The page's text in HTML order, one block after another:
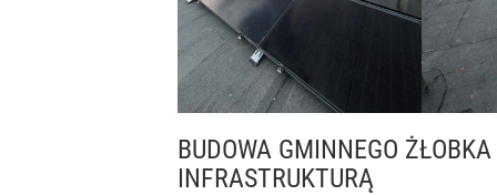
BUDOWA GMINNEGO
INFRASTRUKTURĄ